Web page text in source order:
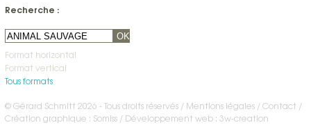
Recherche :
OK
Format horizontal
Format vertical
Tous formats
© Gérard Schmitt 2026 - Tous droits réservés / Mentions légales Contact /
Création graphique : Somiss
Développement web : 3w-creation